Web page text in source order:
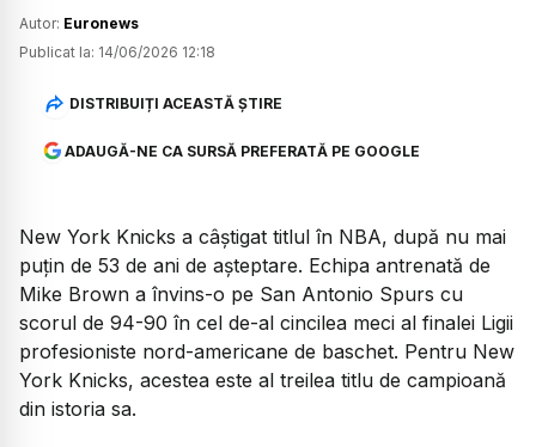
Autor: Euronews
Publicat la: 14/06/2026 12:18
DISTRIBUIȚI ACEASTĂ ȘTIRE
ADAUGĂ-NE CA SURSĂ PREFERATĂ PE GOOGLE
New York Knicks a câștigat titlul în NBA, după nu mai
puțin de 53 de ani de așteptare. Echipa antrenată de
Mike Brown a învins-o pe San Antonio Spurs cu
scorul de 94-90 în cel de-al cincilea meci al finalei Ligii
profesioniste nord-americane de baschet. Pentru New
York Knicks, acestea este al treilea titlu de campioană
din istoria sa.